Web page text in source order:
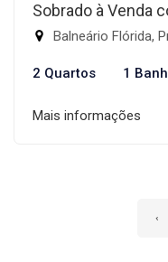
Sobrado à Venda
Balneário Flórida,
2 Quartos 1
Mais informações
‹